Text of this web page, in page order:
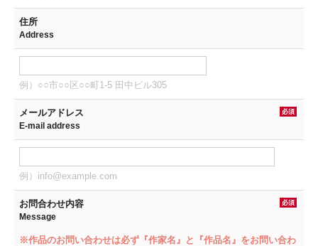
住所
Address
例）○○市○○区○○町1-5 田中ビル305
メールアドレス 必須
E-mail address
例）info@example.com
お問合わせ内容 必須
Message
※作品のお問い合わせは必ず『作家名』と『作品名』をお問い合わ